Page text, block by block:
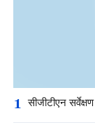
1 सीजीटीएन